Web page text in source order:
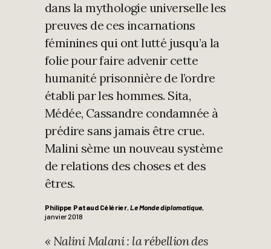
dans la mythologie universelle les
preuves de ces incarnations
féminines qui ont lutté jusqu’a la
folie pour faire advenir cette
humanité prisonnière de l’ordre
établi par les hommes. Sita,
Médée, Cassandre condamnée à
prédire sans jamais être crue.
Malini sème un nouveau système
de relations des choses et des
êtres.
Philippe Pataud Célérier, Le Monde diplomatique,
janvier 2018
« Nalini Malani : la rébellion des